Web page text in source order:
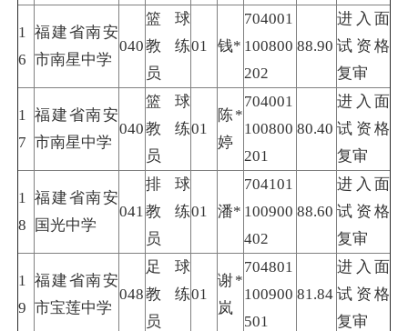
1
6
福建省南安
市南星中学
040
篮球
教练
员
01 钱*
704001
100800
202
88.90
进入面
试资格
复审
1
7
福建省南安
市南星中学
040
篮球
教练
员
01
陈*
婷
704001
100800
201
80.40
进入面
试资格
复审
1
8
福建省南安
国光中学
041
排球
教练
员
01 潘*
704101
100900
402
88.60
进入面
试资格
复审
1
9
福建省南安
市宝莲中学
048
足球
教练
员
01
谢*
岚
704801
100900
501
81.84
进入面
试资格
复审